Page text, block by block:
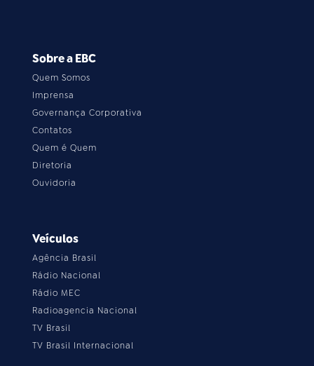
Sobre a EBC
Quem Somos
Imprensa
Governança Corporativa
Contatos
Quem é Quem
Diretoria
Ouvidoria
Veículos
Agência Brasil
Rádio Nacional
Rádio MEC
Radioagencia Nacional
TV Brasil
TV Brasil Internacional